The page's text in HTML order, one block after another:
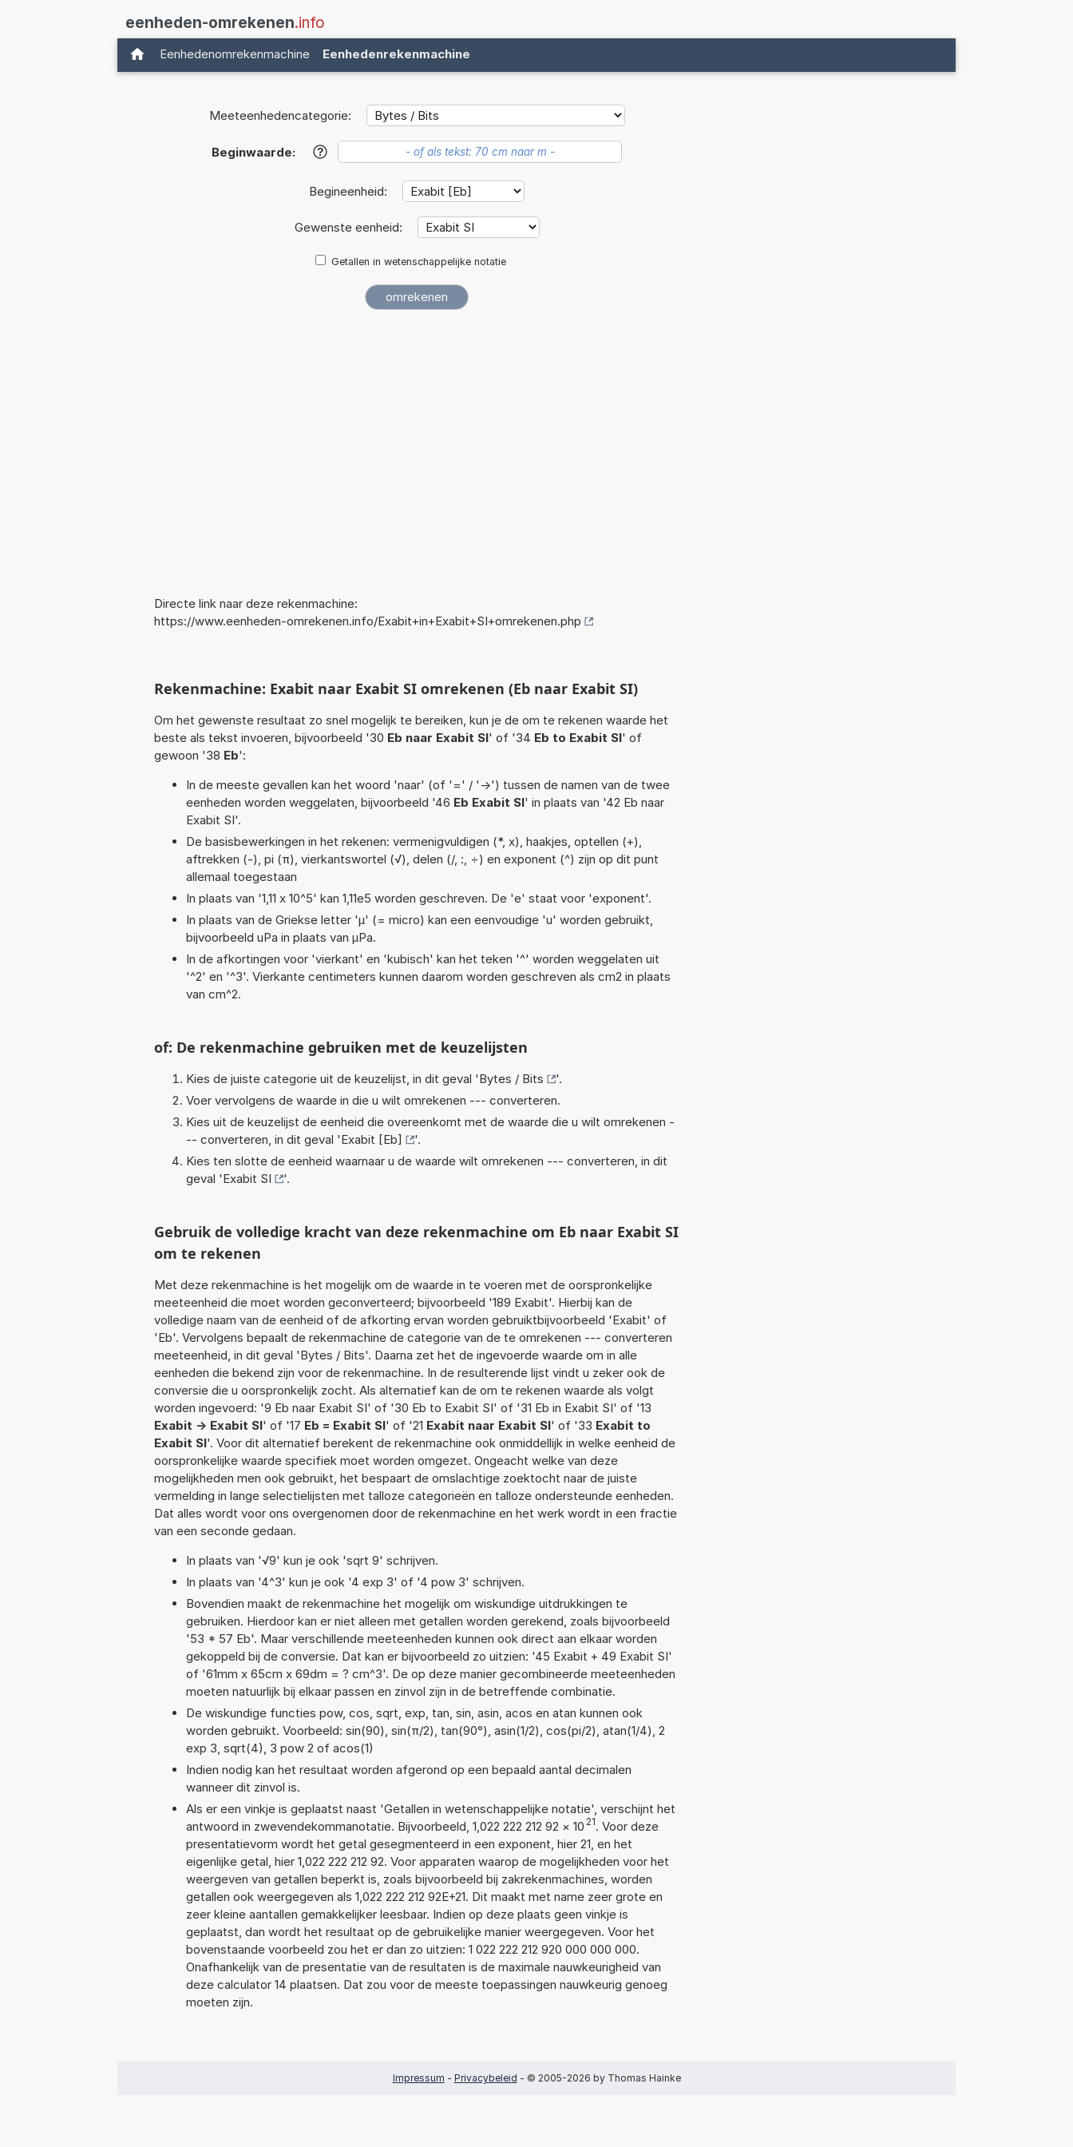
eenheden-omrekenen.info
Eenhedenomrekenmachine Eenhedenrekenmachine
Meeteenhedencategorie:
Beginwaarde: ?
Begineenheid:
Gewenste eenheid:
Getallen in wetenschappelijke notatie
Directe link naar deze rekenmachine:
https://www.eenheden-omrekenen.info/Exabit+in+Exabit+SI+omrekenen.php
Rekenmachine: Exabit naar Exabit SI omrekenen (Eb naar Exabit SI)
Om het gewenste resultaat zo snel mogelijk te bereiken, kun je de om te rekenen waarde het
beste als tekst invoeren, bijvoorbeeld '30 Eb naar Exabit SI' of '34 Eb to Exabit SI' of
gewoon '38 Eb':
In de meeste gevallen kan het woord 'naar' (of '=' / '->') tussen de namen van de twee
eenheden worden weggelaten, bijvoorbeeld '46 Eb Exabit SI' in plaats van '42 Eb naar
Exabit SI'.
De basisbewerkingen in het rekenen: vermenigvuldigen (*, x), haakjes, optellen (+),
aftrekken (-), pi (π), vierkantswortel (√), delen (/, :, ÷) en exponent (^) zijn op dit punt
allemaal toegestaan
In plaats van '1,11 x 10^5' kan 1,11e5 worden geschreven. De 'e' staat voor 'exponent'.
In plaats van de Griekse letter 'µ' (= micro) kan een eenvoudige 'u' worden gebruikt,
bijvoorbeeld uPa in plaats van µPa.
In de afkortingen voor 'vierkant' en 'kubisch' kan het teken '^' worden weggelaten uit
'^2' en '^3'. Vierkante centimeters kunnen daarom worden geschreven als cm2 in plaats
van cm^2.
of: De rekenmachine gebruiken met de keuzelijsten
Kies de juiste categorie uit de keuzelijst, in dit geval 'Bytes / Bits
'.
Voer vervolgens de waarde in die u wilt omrekenen --- converteren.
Kies uit de keuzelijst de eenheid die overeenkomt met de waarde die u wilt omrekenen -
-- converteren, in dit geval 'Exabit [Eb]
'.
Kies ten slotte de eenheid waarnaar u de waarde wilt omrekenen --- converteren, in dit
geval 'Exabit SI '.
Gebruik de volledige kracht van deze rekenmachine om Eb naar Exabit SI
om te rekenen
Met deze rekenmachine is het mogelijk om de waarde in te voeren met de oorspronkelijke
meeteenheid die moet worden geconverteerd; bijvoorbeeld '189 Exabit'. Hierbij kan de
volledige naam van de eenheid of de afkorting ervan worden gebruiktbijvoorbeeld 'Exabit' of
'Eb'. Vervolgens bepaalt de rekenmachine de categorie van de te omrekenen --- converteren
meeteenheid, in dit geval 'Bytes / Bits'. Daarna zet het de ingevoerde waarde om in alle
eenheden die bekend zijn voor de rekenmachine. In de resulterende lijst vindt u zeker ook de
conversie die u oorspronkelijk zocht. Als alternatief kan de om te rekenen waarde als volgt
worden ingevoerd: '9 Eb naar Exabit SI' of '30 Eb to Exabit SI' of '31 Eb in Exabit SI' of '13
Exabit -> Exabit SI' of '17 Eb = Exabit SI' of '21 Exabit naar Exabit SI' of '33 Exabit to
Exabit SI'. Voor dit alternatief berekent de rekenmachine ook onmiddellijk in welke eenheid de
oorspronkelijke waarde specifiek moet worden omgezet. Ongeacht welke van deze
mogelijkheden men ook gebruikt, het bespaart de omslachtige zoektocht naar de juiste
vermelding in lange selectielijsten met talloze categorieën en talloze ondersteunde eenheden.
Dat alles wordt voor ons overgenomen door de rekenmachine en het werk wordt in een fractie
van een seconde gedaan.
In plaats van '√9' kun je ook 'sqrt 9' schrijven.
In plaats van '4^3' kun je ook '4 exp 3' of '4 pow 3' schrijven.
Bovendien maakt de rekenmachine het mogelijk om wiskundige uitdrukkingen te
gebruiken. Hierdoor kan er niet alleen met getallen worden gerekend, zoals bijvoorbeeld
'53 * 57 Eb'. Maar verschillende meeteenheden kunnen ook direct aan elkaar worden
gekoppeld bij de conversie. Dat kan er bijvoorbeeld zo uitzien: '45 Exabit + 49 Exabit SI'
of '61mm x 65cm x 69dm = ? cm^3'. De op deze manier gecombineerde meeteenheden
moeten natuurlijk bij elkaar passen en zinvol zijn in de betreffende combinatie.
De wiskundige functies pow, cos, sqrt, exp, tan, sin, asin, acos en atan kunnen ook
worden gebruikt. Voorbeeld: sin(90), sin(π/2), tan(90°), asin(1/2), cos(pi/2), atan(1/4), 2
exp 3, sqrt(4), 3 pow 2 of acos(1)
Indien nodig kan het resultaat worden afgerond op een bepaald aantal decimalen
wanneer dit zinvol is.
Als er een vinkje is geplaatst naast 'Getallen in wetenschappelijke notatie', verschijnt het
antwoord in zwevendekommanotatie. Bijvoorbeeld, 1,022 222 212 92 × 10 21. Voor deze
presentatievorm wordt het getal gesegmenteerd in een exponent, hier 21, en het
eigenlijke getal, hier 1,022 222 212 92. Voor apparaten waarop de mogelijkheden voor het
weergeven van getallen beperkt is, zoals bijvoorbeeld bij zakrekenmachines, worden
getallen ook weergegeven als 1,022 222 212 92E+21. Dit maakt met name zeer grote en
zeer kleine aantallen gemakkelijker leesbaar. Indien op deze plaats geen vinkje is
geplaatst, dan wordt het resultaat op de gebruikelijke manier weergegeven. Voor het
bovenstaande voorbeeld zou het er dan zo uitzien: 1 022 222 212 920 000 000 000.
Onafhankelijk van de presentatie van de resultaten is de maximale nauwkeurigheid van
deze calculator 14 plaatsen. Dat zou voor de meeste toepassingen nauwkeurig genoeg
moeten zijn.
Impressum - Privacybeleid - © 2005-2026 by Thomas Hainke